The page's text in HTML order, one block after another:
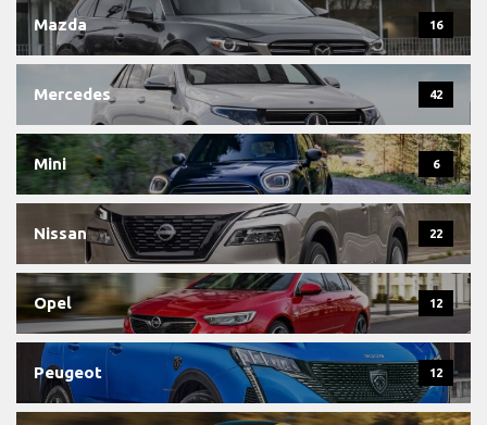
Mazda 16
Mercedes 42
Mini 6
Nissan 22
Opel 12
Peugeot 12